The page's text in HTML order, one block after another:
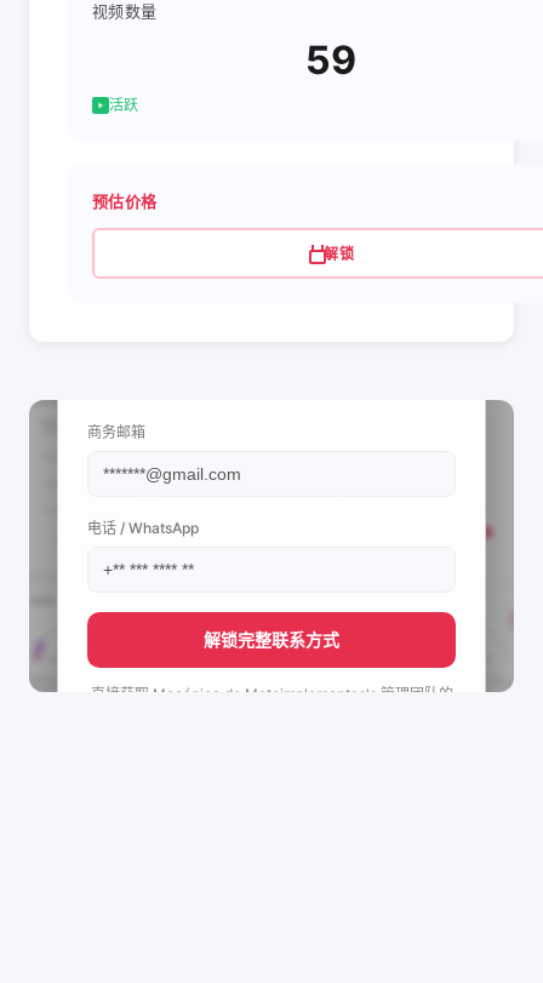
视频数量
59
活跃
预估价格
解锁
商务邮箱
电话 / WhatsApp
解锁完整联系方式
直接获取 Mecánica de Motoimplementos's 管理团队的